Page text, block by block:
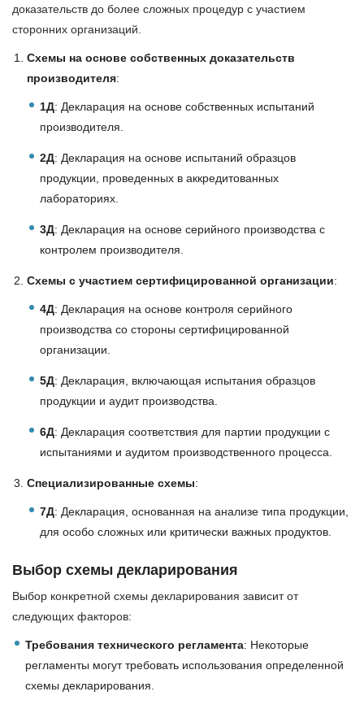
доказательств до более сложных процедур с участием
сторонних организаций.
Схемы на основе собственных доказательств
производителя:
1Д: Декларация на основе собственных испытаний
производителя.
2Д: Декларация на основе испытаний образцов
продукции, проведенных в аккредитованных
лабораториях.
3Д: Декларация на основе серийного производства с
контролем производителя.
Схемы с участием сертифицированной организации:
4Д: Декларация на основе контроля серийного
производства со стороны сертифицированной
организации.
5Д: Декларация, включающая испытания образцов
продукции и аудит производства.
6Д: Декларация соответствия для партии продукции с
испытаниями и аудитом производственного процесса.
Специализированные схемы:
7Д: Декларация, основанная на анализе типа продукции,
для особо сложных или критически важных продуктов.
Выбор схемы декларирования
Выбор конкретной схемы декларирования зависит от
следующих факторов:
Требования технического регламента: Некоторые
регламенты могут требовать использования определенной
схемы декларирования.